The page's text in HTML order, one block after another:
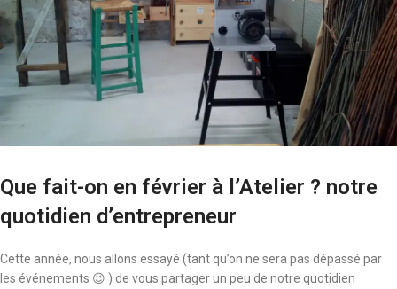
Que fait-on en février à l’Atelier ? notre
quotidien d’entrepreneur
Cette année, nous allons essayé (tant qu’on ne sera pas dépassé par
les événements 😉 ) de vous partager un peu de notre quotidien